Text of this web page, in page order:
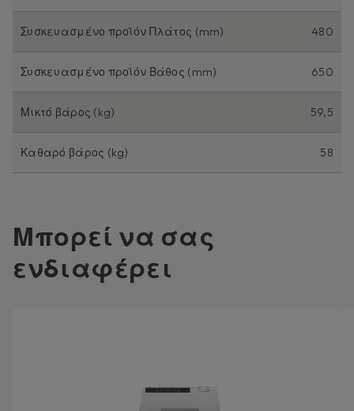
Συσκευασμένο προϊόν Πλάτος (mm) 480
Συσκευασμένο προϊόν Βάθος (mm) 650
Μικτό βάρος (kg) 59,5
Καθαρό βάρος (kg) 58
Μπορεί να σας
ενδιαφέρει